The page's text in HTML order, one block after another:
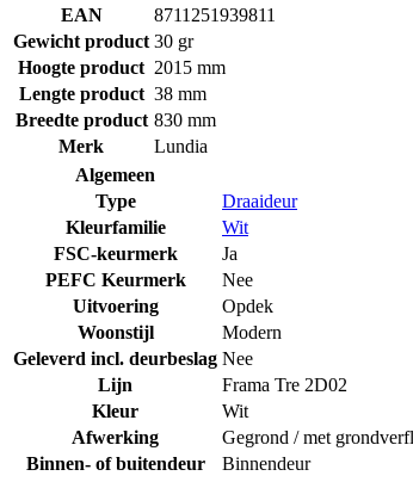
EAN
8711251939811
Gewicht product 30 gr
Hoogte product 2015 mm
Lengte product 38 mm
Breedte product 830 mm
Merk
Lundia
Algemeen
Type
Draaideur
Kleurfamilie
Wit
FSC-keurmerk
Ja
PEFC Keurmerk
Nee
Uitvoering
Opdek
Woonstijl
Modern
Geleverd incl. deurbeslag Nee
Lijn
Frama Tre 2D02
Kleur
Wit
Afwerking
Gegrond / met
Binnen- of buitendeur
Binnendeur